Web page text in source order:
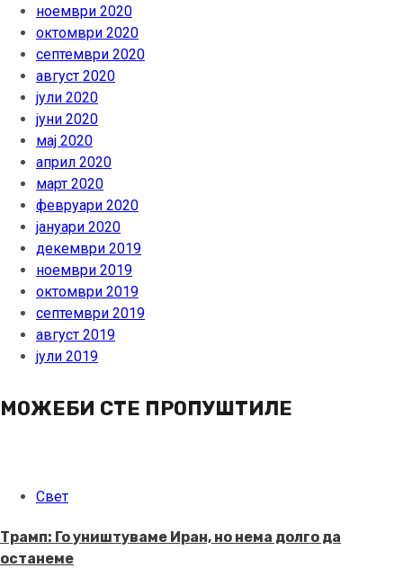
ноември 2020
октомври 2020
септември 2020
август 2020
јули 2020
јуни 2020
мај 2020
април 2020
март 2020
февруари 2020
јануари 2020
декември 2019
ноември 2019
октомври 2019
септември 2019
август 2019
јули 2019
МОЖЕБИ СТЕ ПРОПУШТИЛЕ
Свет
Трамп: Го уништуваме Иран, но нема долго да
останеме